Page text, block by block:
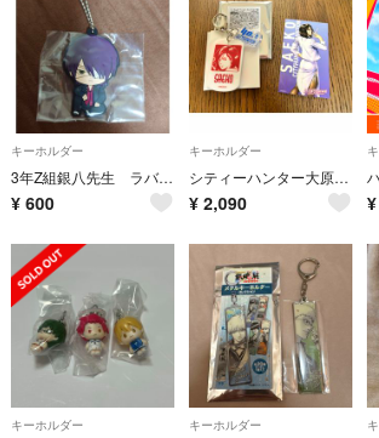
キーホルダー
3年Z組銀八先生 ラバーチャーム 高杉
¥ 600
キーホルダー
シティーハンター大原画展 野上冴子 アクリルキーホルダー ステッカーセット
¥ 2,090 ¥
キーホルダー キーホルダー